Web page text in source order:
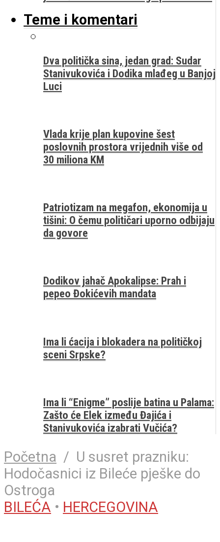
Teme i komentari
Dva politička sina, jedan grad: Sudar
Stanivukovića i Dodika mlađeg u Banjoj
Luci
Vlada krije plan kupovine šest
poslovnih prostora vrijednih više od
30 miliona KM
Patriotizam na megafon, ekonomija u
tišini: O čemu političari uporno odbijaju
da govore
Dodikov jahač Apokalipse: Prah i
pepeo Đokićevih mandata
Ima li ćacija i blokadera na političkoj
sceni Srpske?
Ima li “Enigme” poslije batina u Palama:
Zašto će Elek između Đajića i
Stanivukovića izabrati Vučića?
Početna / U susret prazniku:
Hodočasnici iz Bileće pješke do
Ostroga
BILEĆA • HERCEGOVINA